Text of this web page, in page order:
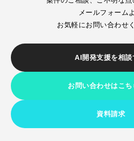
メールフォーム
お気軽にお問い合わせ
AI開発支援を相談
お問い合わせはこち
資料請求